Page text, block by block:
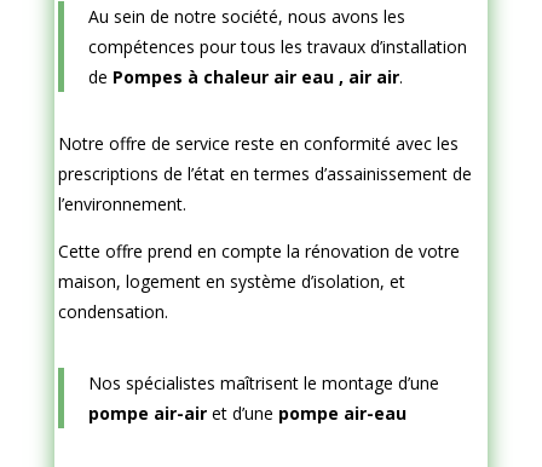
Au sein de notre société, nous avons les
compétences pour tous les travaux d’installation
de Pompes à chaleur air eau , air air.
Notre offre de service reste en conformité avec les
prescriptions de l’état en termes d’assainissement de
l’environnement.
Cette offre prend en compte la rénovation de votre
maison, logement en système d’isolation, et
condensation.
Nos spécialistes maîtrisent le montage d’une
pompe air-airet d’une pompe air-eau